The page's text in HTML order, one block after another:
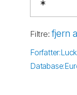
Filtre: fjern
Forfatter:
Database: